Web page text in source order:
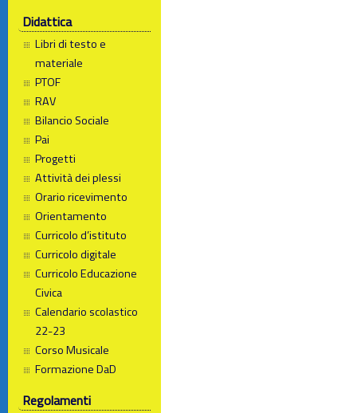
Didattica
Libri di testo e
materiale
PTOF
RAV
Bilancio Sociale
Pai
Progetti
Attività dei plessi
Orario ricevimento
Orientamento
Curricolo d’istituto
Curricolo digitale
Curricolo Educazione
Civica
Calendario scolastico
22-23
Corso Musicale
Formazione DaD
Regolamenti